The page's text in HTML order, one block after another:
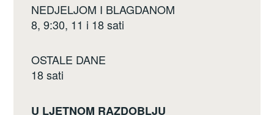
NEDJELJOM I BLAGDANOM
8, 9:30, 11 i 18 sati
OSTALE DANE
18 sati
U LJETNOM RAZDOBLJU